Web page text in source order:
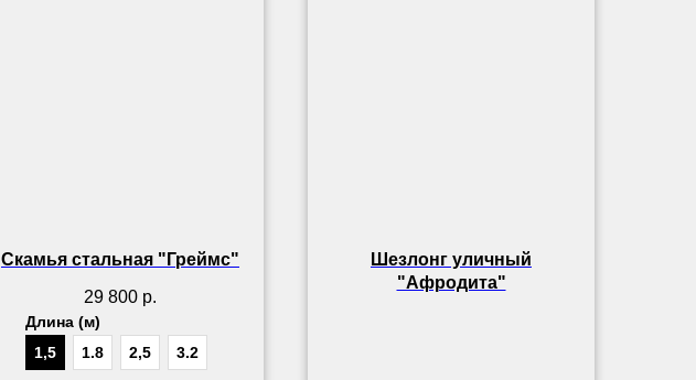
Скамья стальная "Греймс"
29 800 р.
Длина (м)
1,5
1.8 2,5 3.2
Шезлонг уличный
"Афродита"